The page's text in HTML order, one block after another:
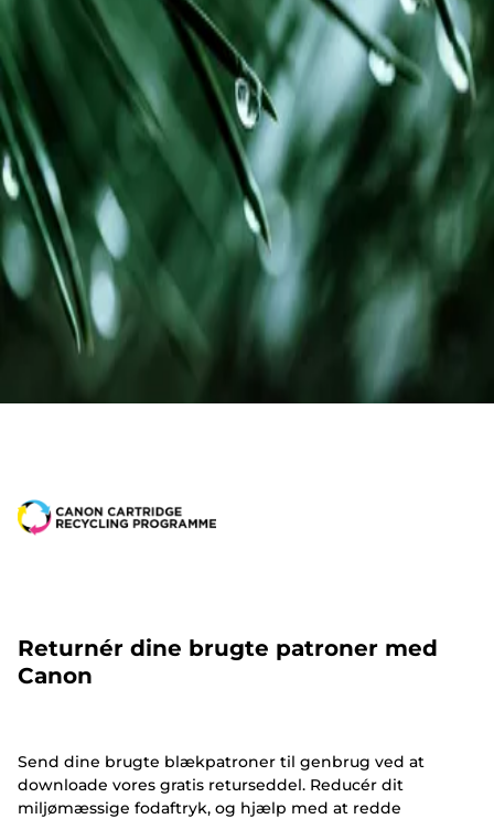
Returnér dine brugte patroner med
Canon
Send dine brugte blækpatroner til genbrug ved at
downloade vores gratis returseddel. Reducér dit
miljømæssige fodaftryk, og hjælp med at redde